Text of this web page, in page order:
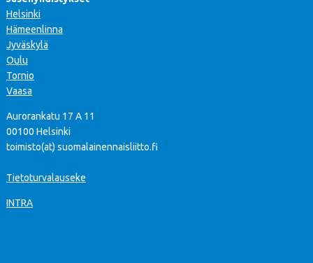
Helsinki
Hämeenlinna
Jyväskylä
Oulu
Tornio
Vaasa
Aurorankatu 17 A 11
00100 Helsinki
toimisto(at) suomalainennaisliitto.fi
Tietoturvalauseke
INTRA